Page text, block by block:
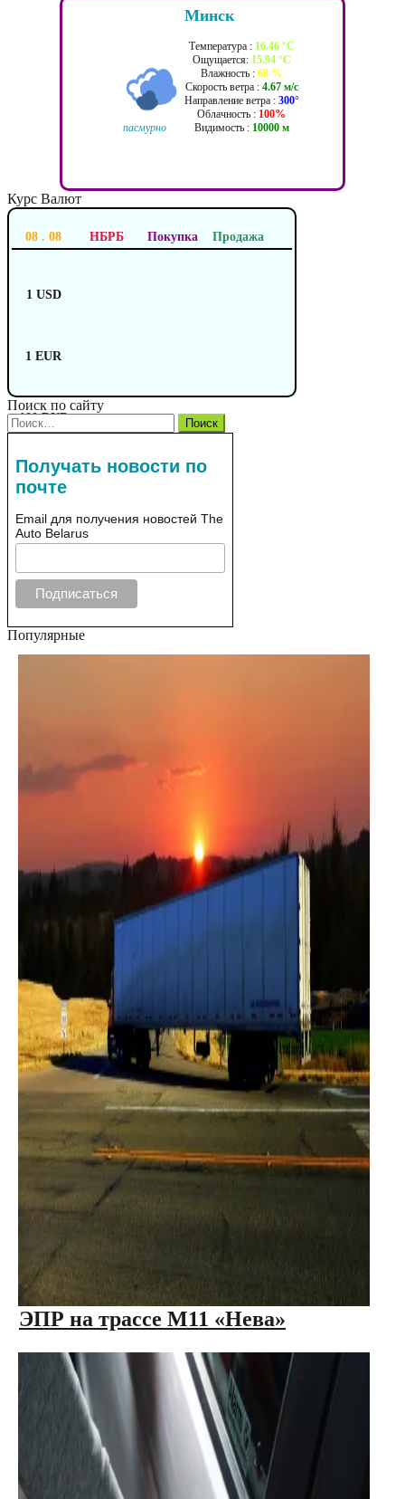
Минск
пасмурно
Температура : 16.46 °C
Ощущается: 15.94 °C
Влажность : 68 %
Скорость ветра : 4.67 м/c
Направление ветра : 300°
Облачность : 100%
Видимость : 10000 м
Курс Валют
08 . 08 НБРБ Покупка Продажа
1 USD
1 EUR
100 RUB
Поиск по сайту
Найти:
Получать новости по
почте
Email для получения новостей The
Auto Belarus
Популярные
ЭПР на трассе М11 «Нева»